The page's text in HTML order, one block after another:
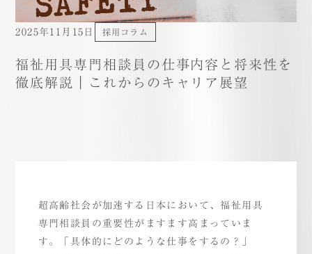
2025年11月15日 採用コラム
福祉用具専門相談員の仕事内容と将来性を
徹底解説｜これからのキャリア展望
超高齢社会が加速する日本において、福祉用具
専門相談員の重要性がますます高まっていま
す。「具体的にどのような仕事をするの？」